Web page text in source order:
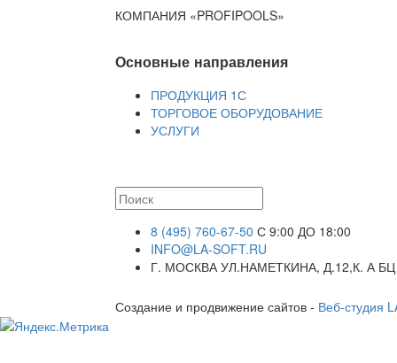
КОМПАНИЯ «PROFIPOOLS»
Основные направления
ПРОДУКЦИЯ 1С
ТОРГОВОЕ ОБОРУДОВАНИЕ
УСЛУГИ
8 (495) 760-67-50 С 9:00 ДО 18:00
INFO@LA-SOFT.RU
Г. МОСКВА УЛ.НАМЕТКИНА, Д.12,К. А
Создание и продвижение сайтов - Веб-студия